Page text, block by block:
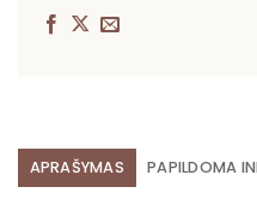
APRAŠYMAS PAPILDOMA